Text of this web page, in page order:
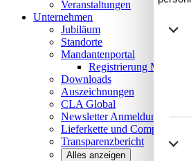
Veranstaltungen
Unternehmen
Jubiläum
Standorte
Mandantenportal
Registrierung
Downloads
Auszeichnungen
CLA Global
NewsletterAnmeldung
Lieferkette und Compliance
Transparenzbericht
Alles anzeigen